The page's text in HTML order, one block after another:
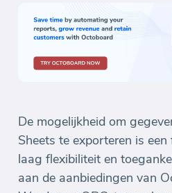
De mogelijkheid om
Sheets te exporteren is
laag flexibiliteit en
aan de aanbiedingen van